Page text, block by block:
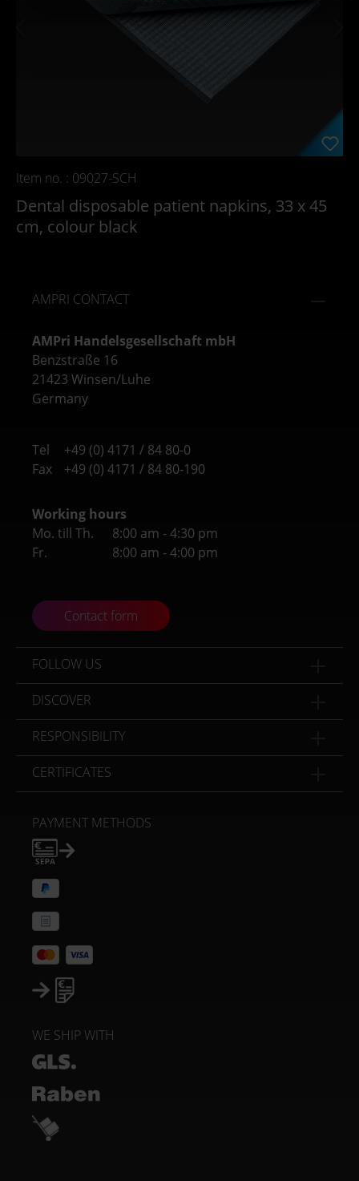
Item no. : 09027-SCH
Dental disposable patient napkins, 33 x 45
cm, colour black
AMPRI CONTACT
AMPri Handelsgesellschaft mbH
Benzstraße 16
21423 Winsen/Luhe
Germany
Tel
+49 (0) 4171 / 84 80-0
Fax
+49 (0) 4171 / 84 80-190
Working hours
Mo. till Th.
8:00 am - 4:30 pm
Fr.
8:00 am - 4:00 pm
Contact form
FOLLOW US
DISCOVER
RESPONSIBILITY
CERTIFICATES
PAYMENT METHODS
WE SHIP WITH